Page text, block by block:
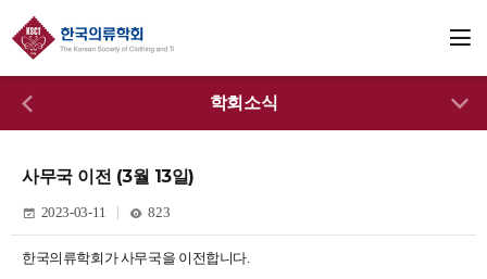
학회소식
사무국 이전 (3월 13일)
2023-03-11 823
한국의류학회가 사무국을 이전합니다.